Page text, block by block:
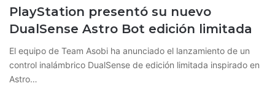
PlayStation presentó su nuevo
DualSense Astro Bot edición limitada
El equipo de Team Asobi ha anunciado el lanzamiento de un
control inalámbrico DualSense de edición limitada inspirado en
Astro…